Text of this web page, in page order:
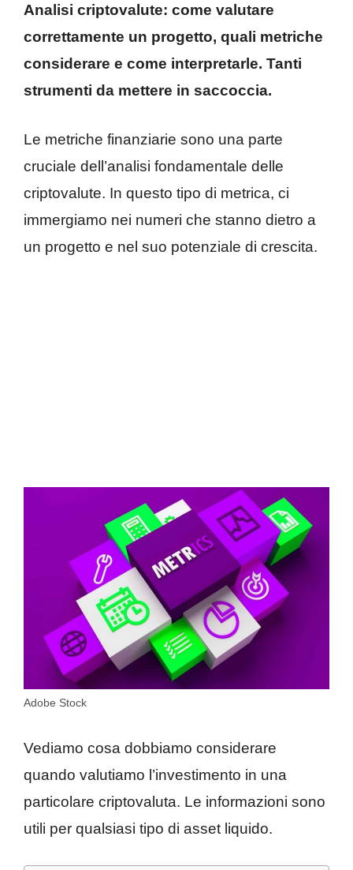
Analisi criptovalute: come valutare
correttamente un progetto, quali metriche
considerare e come interpretarle. Tanti
strumenti da mettere in saccoccia.
Le metriche finanziarie sono una parte
cruciale dell’analisi fondamentale delle
criptovalute. In questo tipo di metrica, ci
immergiamo nei numeri che stanno dietro a
un progetto e nel suo potenziale di crescita.
Adobe Stock
Vediamo cosa dobbiamo considerare
quando valutiamo l’investimento in una
particolare criptovaluta. Le informazioni sono
utili per qualsiasi tipo di asset liquido.